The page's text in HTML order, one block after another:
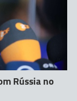
Rússia no